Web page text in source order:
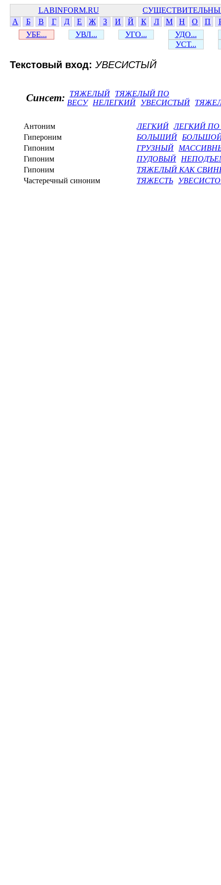
LABINFORM.RU
А
Б В Г Д Е Ж З И Й К Л М Н О П
УБЕ...
УВЛ... УГО...
УДО...
УСТ...
Текстовый вход: УВЕСИСТЫЙ
Синсет: ТЯЖЕЛЫЙ
ТЯЖЕЛЫЙ ПО
ВЕСУ
НЕЛЕГКИЙ УВЕСИСТЫЙ
Антоним ЛЕГКИЙ ЛЕГКИЙ ПО
Гипероним
БОЛЬШИЙ
Гипоним
ГРУЗНЫЙ
Гипоним
ПУДОВЫЙ
Гипоним
ТЯЖЕЛЫЙ КАК
Частеречный синоним
ТЯЖЕСТЬ